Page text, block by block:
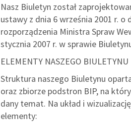
Nasz Biuletyn został
ustawy z dnia 6 września 2001 r.
rozporządzenia Ministra Spraw
stycznia 2007 r. w sprawie
ELEMENTY NASZEGO BIULETYNU
Struktura naszego Biuletynu
oraz zbiorze podstron BIP, na
dany temat. Na układ i
elementy: